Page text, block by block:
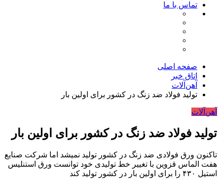
تماس با ما
صفحه اصلی
اتاق خبر
آهن‌آلات
تولید فولاد ضد زنگ در کشور برای اولین بار
آهن‌آلات
تولید فولاد ضد زنگ در کشور برای اولین بار
تاکنون ورق فولادی ضد زنگ در کشور تولید نمیشد اما شرکت صنایع
هفت الماس قزوین با تغییر خط تولیدی خود توانست ورق استنلیس
استیل ۴۳۰ را برای اولین بار در کشور تولید کند